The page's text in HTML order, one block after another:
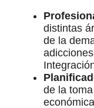
distintas
de la
de la